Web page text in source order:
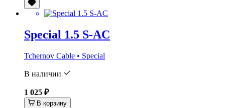
Special 1.5 S-AC
Tchernov Cable • Special
В наличии
1 025 ₽
В корзину